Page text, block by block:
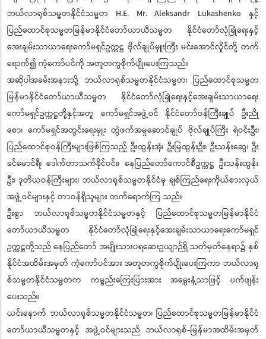
ဘယ်လာရုစ်သမ္မတနိုင်ငံသမ္မတ H.E. Mr. Aleksandr Lukashenko နှင့်
ပြည်ထောင်စုသမ္မတမြန်မာနိုင်ငံတော်ယာယီသမ္မတ နိုင်ငံတော်လုံခြုံရေးနှင့်
အေးချမ်းသာယာရေးကော်မရှင်ဥက္ကဋ္ဌ ဗိုလ်ချုပ်မှူးကြီး မင်းအောင်လှိုင်တို့ တက်
ရောက်၍ ကံ့ကော်ပင်ကို အတူတကွစိုက်ပျိုးပေးကြသည်။
အဆိုပါအခမ်းအနားသို့ ဘယ်လာရုစ်သမ္မတနိုင်ငံသမ္မတ၊ ပြည်ထောင်စုသမ္မတ
မြန်မာနိုင်ငံတော်ယာယီသမ္မတ နိုင်ငံတော်လုံခြုံရေးနှင့်အေးချမ်းသာယာရေး
ကော်မရှင်ဥက္ကဋ္ဌတို့နှင့်အတူ ကော်မရှင်အဖွဲ့ဝင် နိုင်ငံတော်ဝန်ကြီးချုပ် ဦးညို
စော၊ ကော်မရှင်အတွင်းရေးမှူး တွဲဖက်အမှုဆောင်ချုပ် ဗိုလ်ချုပ်ကြီး ရဲဝင်းဦး၊
ပြည်ထောင်စုဝန်ကြီးများဖြစ်ကြသည့် ဦးထွန်းအုံ၊ ဦးမြထွန်းဦး၊ ဦးသန်းဆွေ၊ ဦး
ခင်မောင်ရီ၊ ဒေါက်တာသက်ခိုင်ဝင်း၊ နေပြည်တော်ကောင်စီဥက္ကဋ္ဌ ဦးသန်းထွန်း
ဦး၊ ဒုတိယဝန်ကြီးများ၊ ဘယ်လာရုစ်သမ္မတနိုင်ငံမှ ချစ်ကြည်ရေးကိုယ်စားလှယ်
အဖွဲ့ဝင်များနှင့် တာဝန်ရှိသူများ တက်ရောက်ကြ သည်။
ဦးစွာ ဘယ်လာရုစ်သမ္မတနိုင်ငံသမ္မတနှင့် ပြည်ထောင်စုသမ္မတမြန်မာနိုင်ငံ
တော်ယာယီသမ္မတ နိုင်ငံတော်လုံခြုံရေးနှင့်အေးချမ်းသာယာရေးကော်မရှင်
ဥက္ကဋ္ဌတို့သည် နေပြည်တော် အမျိုးသားပရဆေးဥယျာဉ်ရှိ သတ်မှတ်နေရာ၌ နှစ်
နိုင်ငံအထိမ်းအမှတ် ကံ့ကော်ပင်အား အတူတကွစိုက်ပျိုးပေးကြကာ ဘယ်လာရု
စ်သမ္မတနိုင်ငံသမ္မတက ကမ္ဗည်းကြေးပြားအား အမွှေးနံ့သာဖြင့် ပက်ဖျန်း
ပေးသည်။
ယင်းနောက် ဘယ်လာရုစ်သမ္မတနိုင်ငံသမ္မတ၊ ပြည်ထောင်စုသမ္မတမြန်မာနိုင်ငံ
တော်ယာယီသမ္မတနှင့် အဖွဲ့ဝင်များသည် ဘယ်လာရုစ်-မြန်မာအထိမ်းအမှတ်